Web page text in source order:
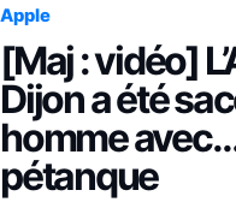
Apple
[Maj : vidéo]
Dijon a été
homme
pétanque